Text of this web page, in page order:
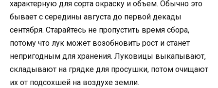
характерную для сорта окраску и объем. Обычно это
бывает с середины августа до первой декады
сентября. Старайтесь не пропустить время сбора,
потому что лук может возобновить рост и станет
непригодным для хранения. Луковицы выкапывают,
складывают на грядке для просушки, потом очищают
их от подсохшей на воздухе земли.